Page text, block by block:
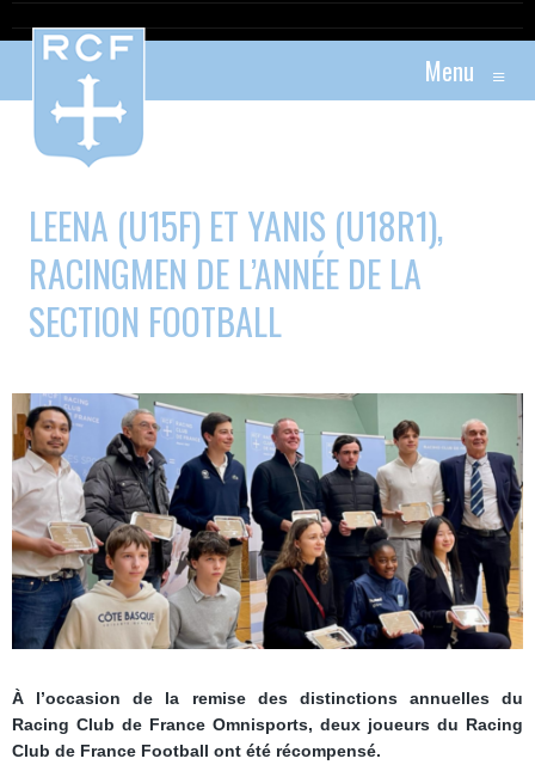
Menu ≡
LEENA (U15F) ET YANIS (U18R1),
RACINGMEN DE L’ANNÉE DE LA
SECTION FOOTBALL
À l’occasion de la remise des distinctions annuelles du
Racing Club de France Omnisports, deux joueurs du Racing
Club de France Football ont été récompensé.